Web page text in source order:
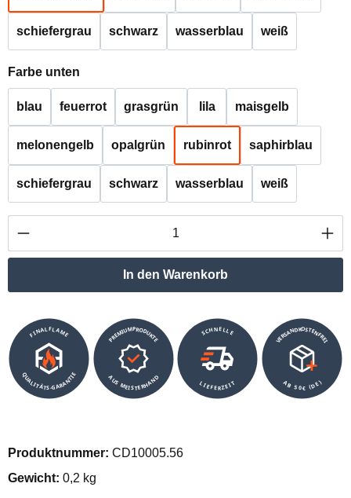
schiefergrau schwarz wasserblau weiß
Farbe unten
blau feuerrot grasgrün lila maisgelb
melonengelb opalgrün rubinrot saphirblau
schiefergrau schwarz wasserblau weiß
Produkt Anzahl: Gib den gewünschten
In den Warenkorb
FINALFLAME
QUALITÄTS-GARANTIE
PREMIUMPRODUKTE
AUS MEISTERHAND
SCHNELLE
LIEFERZEIT
VERSANDKOSTENFREI
AB 50€ (DE)
Produktnummer: CD10005.56
Gewicht: 0,2 kg